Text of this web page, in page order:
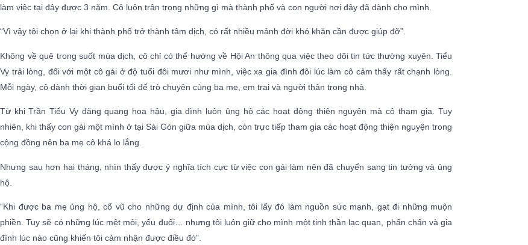
làm việc tại đây được 3 năm. Cô luôn trân trọng những gì mà thành phố và con người nơi đây đã dành cho mình.
“Vì vậy tôi chọn ở lại khi thành phố trở thành tâm dịch, có rất nhiều mảnh đời khó khăn cần được giúp đỡ”.
Không về quê trong suốt mùa dịch, cô chỉ có thể hướng về Hội An thông qua việc theo dõi tin tức thường xuyên. Tiểu
Vy trải lòng, đối với một cô gái ở độ tuổi đôi mươi như mình, việc xa gia đình đôi lúc làm cô cảm thấy rất chạnh lòng.
Mỗi ngày, cô dành thời gian buổi tối để trò chuyện cùng ba mẹ, em trai và người thân trong nhà.
Từ khi Trần Tiểu Vy đăng quang hoa hậu, gia đình luôn ủng hộ các hoạt động thiện nguyện mà cô tham gia. Tuy
nhiên, khi thấy con gái một mình ở tại Sài Gòn giữa mùa dịch, còn trực tiếp tham gia các hoạt động thiện nguyện trong
cộng đồng nên ba mẹ cô khá lo lắng.
Nhưng sau hơn hai tháng, nhìn thấy được ý nghĩa tích cực từ việc con gái làm nên đã chuyển sang tin tưởng và ủng
hộ.
“Khi được ba mẹ ủng hộ, cổ vũ cho những dự định của mình, tôi lấy đó làm nguồn sức mạnh, gạt đi những muộn
phiền. Tuy sẽ có những lúc mệt mỏi, yếu đuối… nhưng tôi luôn giữ cho mình một tinh thần lạc quan, phấn chấn và gia
đình lúc nào cũng khiến tôi cảm nhận được điều đó”.